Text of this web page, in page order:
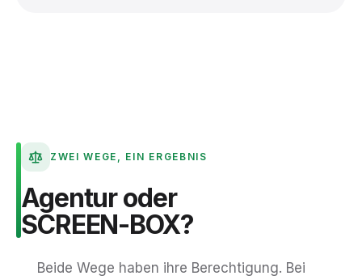
ZWEI WEGE, EIN ERGEBNIS
Agentur oder
SCREEN-BOX?
Beide Wege haben ihre Berechtigung. Bei